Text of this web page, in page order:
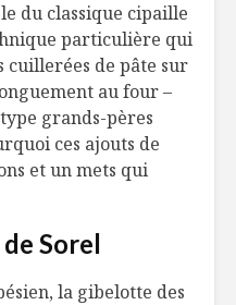
du classique cipaille
particulière qui
cuillerées de pâte sur
au four –
grands-pères
ces ajouts de
et un mets qui
Sorel
la gibelotte des